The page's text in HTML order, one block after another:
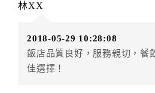
◎住房日1天前辦理者，訂單費用
◎住房日當日辦理者，訂單費用
◎住房日當日不得辦理。
◎住房日當日未辦理入住手續者
林XX
2018-05-29 10:28:08
飯店品質良好，服務親切，餐
佳選擇！